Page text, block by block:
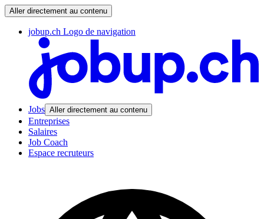
Aller directement au contenu
jobup.ch Logo de navigation
Jobs Aller directement au contenu
Entreprises
Salaires
Job Coach
Espace recruteurs